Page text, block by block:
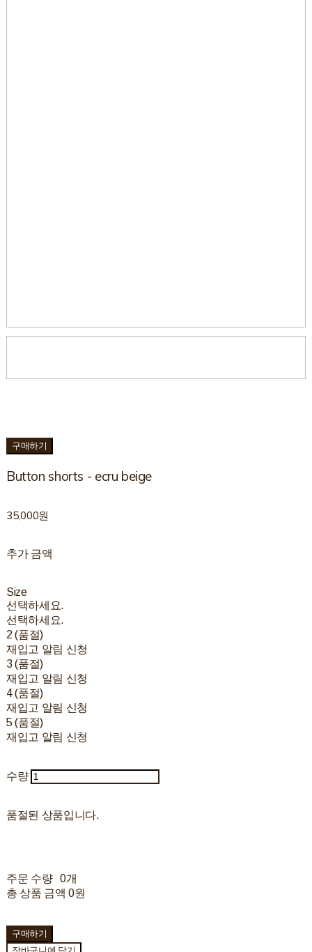
구매하기
Button shorts - ecru beige
35,000원
추가 금액
Size
선택하세요.
선택하세요.
2 (품절)
재입고 알림 신청
3 (품절)
재입고 알림 신청
4 (품절)
재입고 알림 신청
5 (품절)
재입고 알림 신청
수량
품절된 상품입니다.
주문 수량
0개
총 상품 금액 0원
구매하기
장바구니에 담기